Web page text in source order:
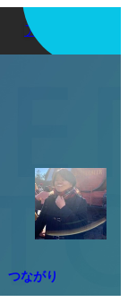
アプリを使う
つながり